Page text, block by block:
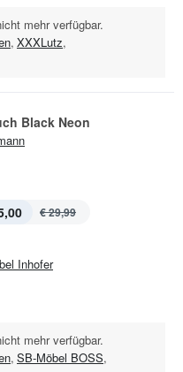
mehr verfügbar.
, XXXLutz,
Black Neon
€ 29,99
Inhofer
mehr verfügbar.
, SB-Möbel BOSS,